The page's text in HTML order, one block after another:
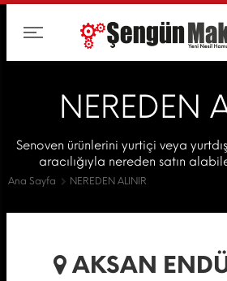
NEREDEN
Senoven ürünlerini yurtiçi veya
aracılığıyla nereden satın
Ana Sayfa NEREDEN ALINIR
AKSAN